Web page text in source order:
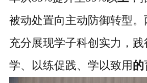
被动处置向主动防御转型
充分展现学子科创实力，践
学、以练促践、学以致用 的